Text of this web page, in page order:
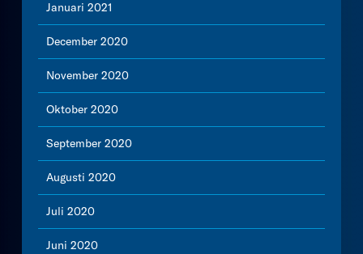
Januari 2021
December 2020
November 2020
Oktober 2020
September 2020
Augusti 2020
Juli 2020
Juni 2020